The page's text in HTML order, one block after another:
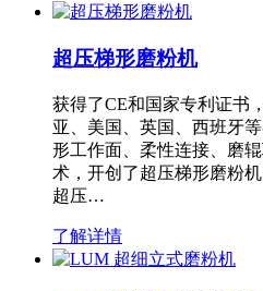
超压梯形磨粉机
获得了CE和国家专利证书
亚、美国、英国、西班牙
形工作面、柔性连接、磨
术，开创了超压梯形磨粉
超压…
了解详情